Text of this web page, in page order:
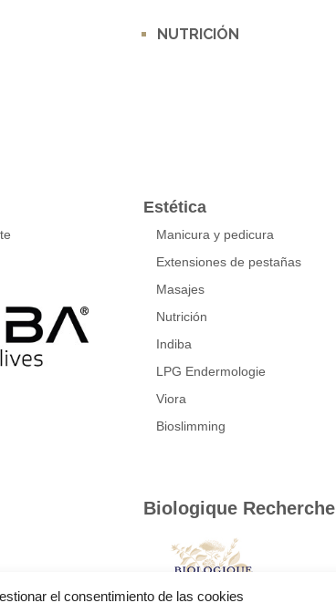
el consentimiento de las cookies
NUTRICIÓN
Estética
Manicura y pedicura
Extensiones de pestañas
Masajes
Nutrición
Indiba
LPG Endermologie
Viora
Bioslimming
Biologique Recherche